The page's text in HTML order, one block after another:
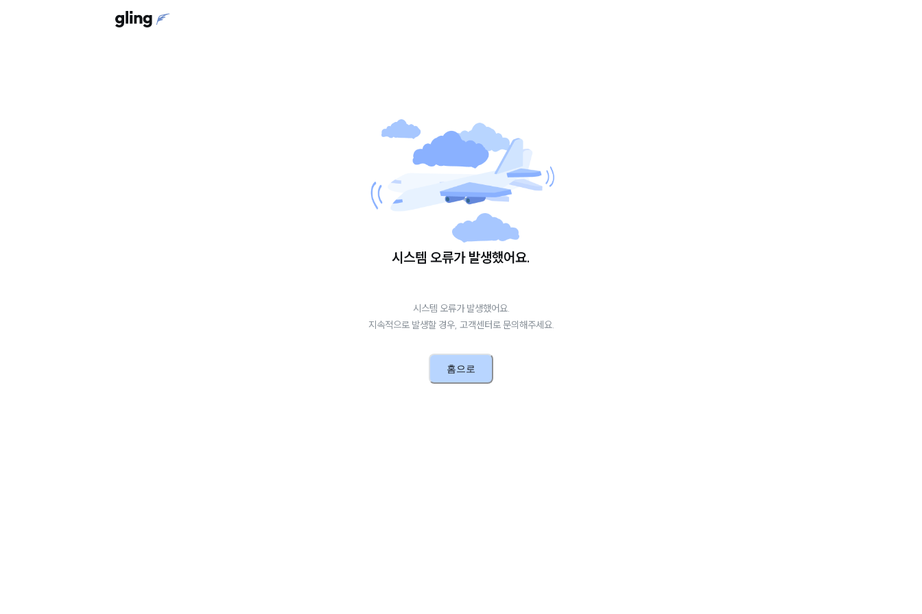
시스템 오류가 발생했어요.
시스템 오류가 발생했어요.
지속적으로 발생할 경우, 고객센터로 문의해주세요.
홈으로